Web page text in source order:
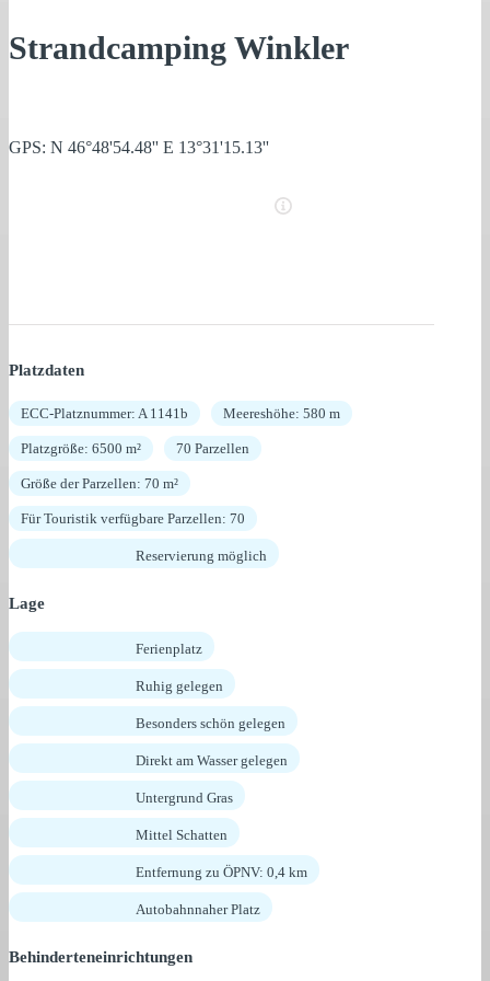
Strandcamping Winkler
GPS: N 46°48'54.48'' E 13°31'15.13''
Platzdaten
ECC-Platznummer: A 1141b Meereshöhe: 580 m
Platzgröße: 6500 m² 70 Parzellen
Größe der Parzellen: 70 m²
Für Touristik verfügbare Parzellen: 70
Reservierung möglich
Lage
Ferienplatz
Ruhig gelegen
Besonders schön gelegen
Direkt am Wasser gelegen
Untergrund Gras
Mittel Schatten
Entfernung zu ÖPNV: 0,4 km
Autobahnnaher Platz
Behinderteneinrichtungen